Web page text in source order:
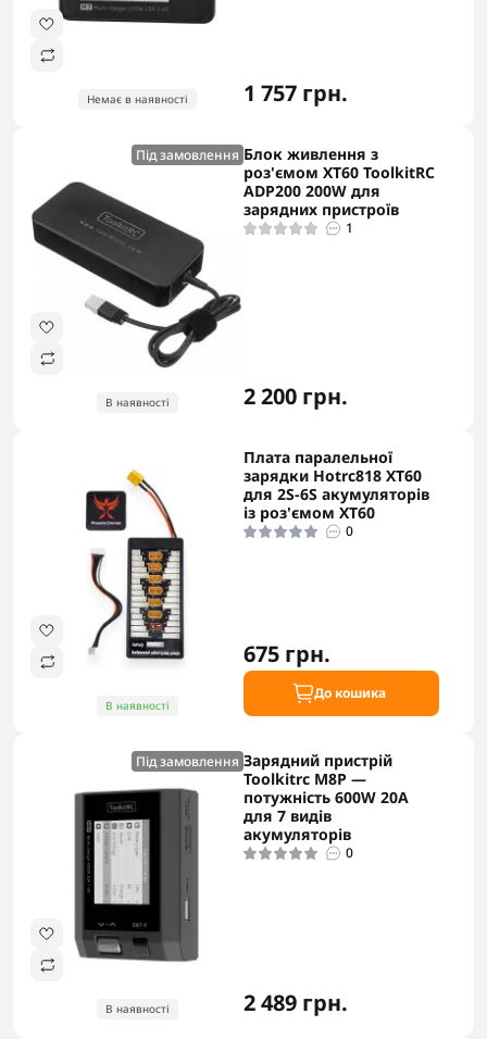
Немає в наявності 1 757 грн.
Під замовлення
В наявності
Блок живлення з
роз'ємом ХТ60 ToolkitRC
ADP200 200W для
зарядних пристроїв
1
2 200 грн.
В наявності
Плата паралельної
зарядки Hotrc818 XT60
для 2S-6S акумуляторів
із роз'ємом XT60
0
675 грн.
До кошика
Під замовлення
В наявності
Зарядний пристрій
Toolkitrc M8P —
потужність 600W 20A
для 7 видів
акумуляторів
0
2 489 грн.